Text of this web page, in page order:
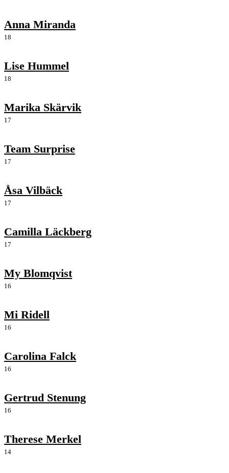
Anna Miranda
18
Lise Hummel
18
Marika Skärvik
17
Team Surprise
17
Åsa Vilbäck
17
Camilla Läckberg
17
My Blomqvist
16
Mi Ridell
16
Carolina Falck
16
Gertrud Stenung
16
Therese Merkel
14